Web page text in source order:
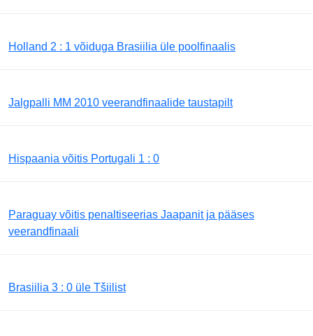
Holland 2 : 1 võiduga Brasiilia üle poolfinaalis
Jalgpalli MM 2010 veerandfinaalide taustapilt
Hispaania võitis Portugali 1 : 0
Paraguay võitis penaltiseerias Jaapanit ja pääses
veerandfinaali
Brasiilia 3 : 0 üle Tšiilist